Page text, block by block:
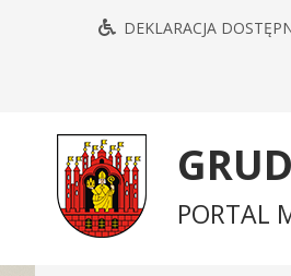
DEKLARACJA
PORTAL